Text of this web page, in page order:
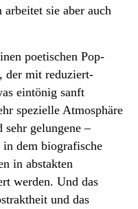
sie aber auch
poetischen Pop-
der mit reduziert-
eintönig sanft
spezielle Atmosphäre
gelungene –
dem biografische
in abstakten
werden. Und das
und das